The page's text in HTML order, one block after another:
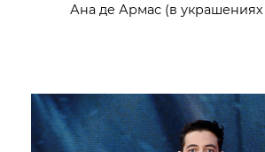
Ана де Армас (в